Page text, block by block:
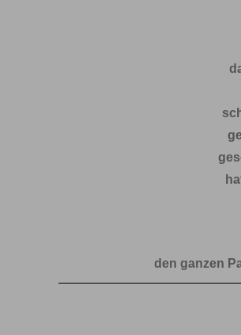
den ganzen